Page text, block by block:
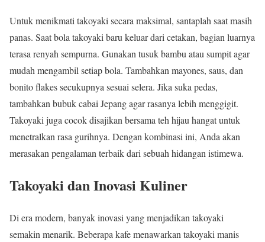
Untuk menikmati takoyaki secara maksimal, santaplah saat masih
panas. Saat bola takoyaki baru keluar dari cetakan, bagian luarnya
terasa renyah sempurna. Gunakan tusuk bambu atau sumpit agar
mudah mengambil setiap bola. Tambahkan mayones, saus, dan
bonito flakes secukupnya sesuai selera. Jika suka pedas,
tambahkan bubuk cabai Jepang agar rasanya lebih menggigit.
Takoyaki juga cocok disajikan bersama teh hijau hangat untuk
menetralkan rasa gurihnya. Dengan kombinasi ini, Anda akan
merasakan pengalaman terbaik dari sebuah hidangan istimewa.
Takoyaki dan Inovasi Kuliner
Di era modern, banyak inovasi yang menjadikan takoyaki
semakin menarik. Beberapa kafe menawarkan takoyaki manis